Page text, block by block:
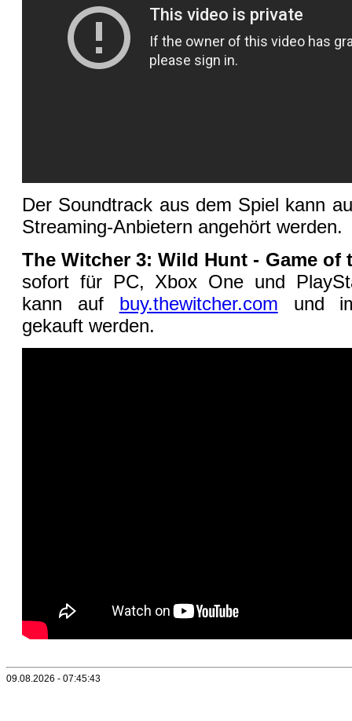
Der Soundtrack aus dem Spiel kann
Streaming-Anbietern angehört werden.
The Witcher 3: Wild Hunt - Game of
sofort für PC, Xbox One und
kann auf buy.thewitcher.com und
gekauft werden.
09.08.2026 - 07:45:43